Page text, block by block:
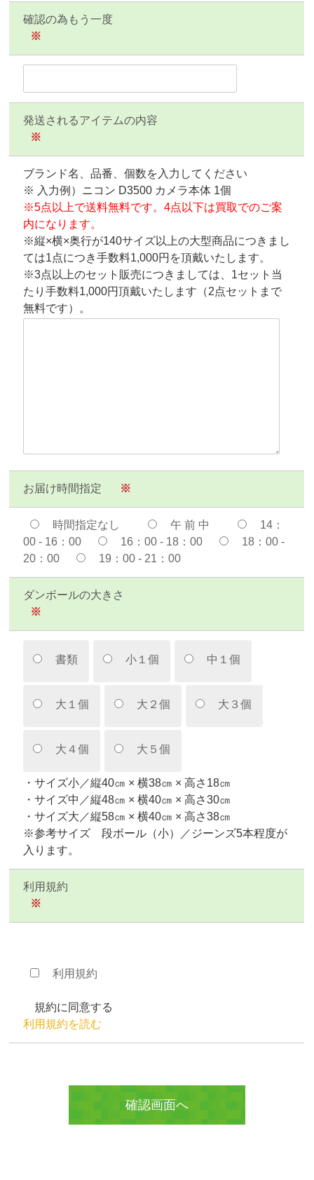
確認の為もう一度
※
発送されるアイテムの内容
※
ブランド名、品番、個数を入力してください
※ 入力例）ニコン D3500 カメラ本体 1個
※5点以上で送料無料です。4点以下は買取でのご案
内になります。
※縦×横×奥行が140サイズ以上の大型商品につきまし
ては1点につき手数料1,000円を頂戴いたします。
※3点以上のセット販売につきましては、1セット当
たり手数料1,000円頂戴いたします（2点セットまで
無料です）。
お届け時間指定 ※
時間指定なし 午 前 中
14：
00 - 16：00
16：00 - 18：00
18：00 -
20：00
19：00 - 21：00
ダンボールの大きさ
※
書類 小１個 中１個
大１個 大２個 大３個
大４個 大５個
・サイズ小／縦40㎝ × 横38㎝ × 高さ18㎝
・サイズ中／縦48㎝ × 横40㎝ × 高さ30㎝
・サイズ大／縦58㎝ × 横40㎝ × 高さ38㎝
※参考サイズ 段ボール（小）／ジーンズ5本程度が
入ります。
利用規約
※
利用規約
規約に同意する
利用規約を読む